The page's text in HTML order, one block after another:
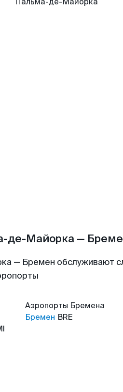
де-Майорка —
— Бремен обслуживают
Аэропорты Бремена
Бремен BRE